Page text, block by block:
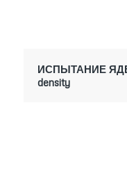
ИСПЫТАНИЕ
density